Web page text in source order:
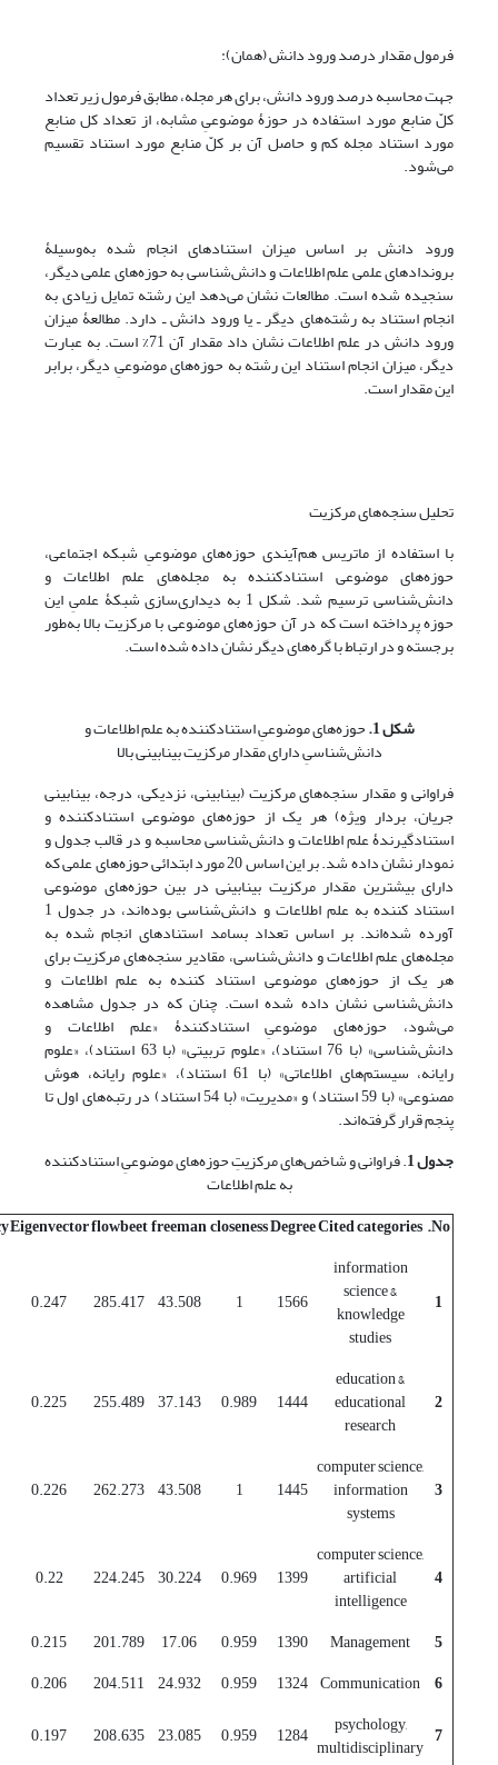
فرمول مقدار درصد ورود دانش (همان):
جهت محاسبه درصد ورود دانش، برای هر مجله، مطابق فرمول زیر تعداد
کلّ منابع مورد استفاده در حوزۀ موضوعیِ مشابه، از تعداد کل منابع
مورد استناد مجله کم و حاصل آن بر کلّ منابع مورد استناد تقسیم
می‌شود.
ورود دانش بر اساس میزان استنادهای انجام شده به‌‌وسیلۀ
بروندادهای علمی علم اطلاعات و دانش‌شناسی به حوزه‌های علمی دیگر،
سنجیده شده است. مطالعات نشان می‌دهد این رشته تمایل زیادی به
انجام استناد به رشته‌های دیگر ـ یا ورود دانش ـ دارد. مطالعۀ میزان
ورود دانش در علم اطلاعات نشان داد مقدار آن 71% است. به عبارت
دیگر، میزان انجام استناد این رشته به حوزه‌های موضوعیِ دیگر، برابر
این مقدار است.
تحلیل سنجه‌های مرکزیت
با استفاده از ماتریس هم‌آیندی حوزه‌های موضوعیِ شبکه اجتماعی،
حوزه‌های موضوعی استنادکننده به مجله‌های علم اطلاعات و
دانش‌شناسی ترسیم شد. شکل 1 به دیداری‌سازی شبکۀ علمیِ این
حوزه پرداخته است که در آن حوزه‌های موضوعی با مرکزیت بالا به‌طور
برجسته و در ارتباط با گره‌های دیگر نشان داده شده است.
شکل 1. حوزه‌های موضوعیِ استنادکننده به علم اطلاعات و
دانش‌شناسیِ دارای مقدار مرکزیت بینابینی بالا
فراوانی و مقدار سنجه‌های مرکزیت (بینابینی، نزدیکی، درجه، بینابینی
جریان، بردار ویژه) هر یک از حوزه‌های موضوعی استنادکننده و
استنادگیرندۀ علم اطلاعات و دانش‌شناسی محاسبه و در قالب جدول و
نمودار نشان داده شد. بر این اساس 20 مورد ابتدائی حوزه‌های علمی که
دارای بیشترین مقدار مرکزیت بینابینی در بین حوزه‌های موضوعی
استناد کننده به علم اطلاعات و دانش‌شناسی بوده‌اند، در جدول 1
آورده شده‌اند. بر اساس تعداد بسامد استنادهای انجام شده به
مجله‌های علم اطلاعات و دانش‌شناسی، مقادیر سنجه‌های مرکزیت برای
هر یک از حوزه‌های موضوعی استناد کننده به علم اطلاعات و
دانش‌شناسی نشان داده شده است. چنان که در جدول مشاهده
می‌شود، حوزه‌های موضوعیِ استنادکنندۀ «علم اطلاعات و
دانش‌شناسی» (با 76 استناد)، «علوم تربیتی» (با 63 استناد)، «علوم
رایانه، سیستم‌های اطلاعاتی» (با 61 استناد)، «علوم رایانه، هوش
مصنوعی» (با 59 استناد) و «مدیریت» (با 54 استناد) در رتبه‌های اول تا
پنجم قرار گرفته‌اند.
جدول 1 . فراوانی و شاخص‌های مرکزیتِ حوزه‌های موضوعیِ استنادکننده
به علم اطلاعات
No.
Cited categories
Degree
closeness
freeman
flowbeet
Eigenvector
1
information
science &
knowledge
studies
1566
1
43.508
285.417
0.247
2
education &
educational
research
1444
0.989
37.143
255.489
0.225
3
computer science,
information
systems
1445
1
43.508
262.273
0.226
4
computer science,
artificial
intelligence
1399
0.969
30.224
224.245
0.22
5
Management
1390
0.959
17.06
201.789
0.215
6
Communication
1324
0.959
24.932
204.511
0.206
7
psychology,
multidisciplinary
1284
0.959
23.085
208.635
0.197